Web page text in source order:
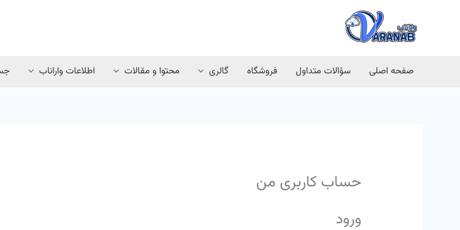
صفحه اصلی سؤالات متداول فروشگاه گالری محتوا و مقالات اطلاعات واراناب
حساب کاربری من
ورود